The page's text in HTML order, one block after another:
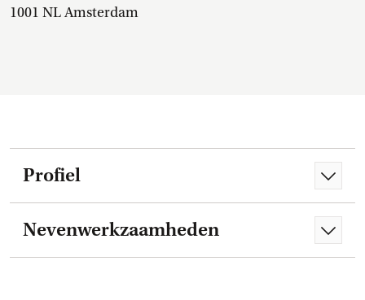
1001 NL Amsterdam
Profiel
Nevenwerkzaamheden